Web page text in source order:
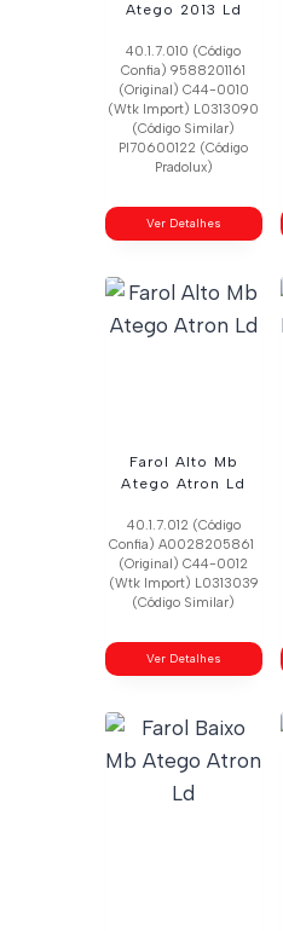
Atego 2013 Ld
40.1.7.010 (Código
Confia) 9588201161
(Original) C44-0010
(Wtk Import) L0313090
(Código Similar)
Pl70600122 (Código
Pradolux)
Ver Detalhes
Farol Alto Mb
Atego Atron Ld
40.1.7.012 (Código
Confia) A0028205861
(Original) C44-0012
(Wtk Import) L0313039
(Código Similar)
Ver Detalhes